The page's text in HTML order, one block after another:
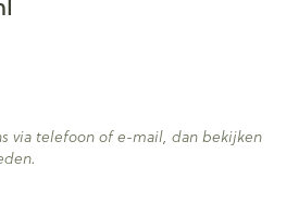
via telefoon of e-mail, dan bekijken